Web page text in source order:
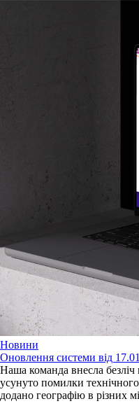
Новини
Оновлення системи від
Наша команда внесла безліч
усунуто помилки
додано географію в різних